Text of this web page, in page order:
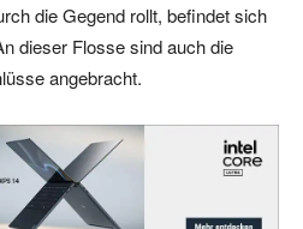
die Gegend rollt, befindet sich
dieser Flosse sind auch die
angebracht.